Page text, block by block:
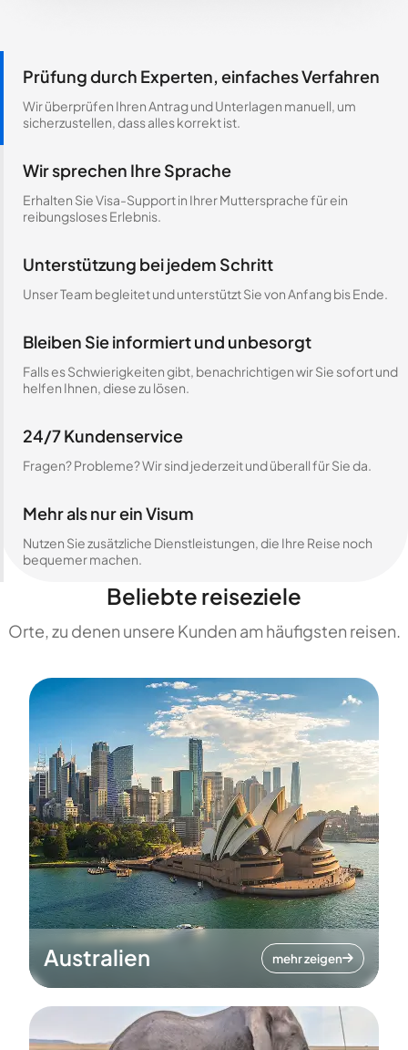
Prüfung durch Experten, einfaches Verfahren
Wir überprüfen Ihren Antrag und Unterlagen manuell, um
sicherzustellen, dass alles korrekt ist.
Wir sprechen Ihre Sprache
Erhalten Sie Visa-Support in Ihrer Muttersprache für ein
reibungsloses Erlebnis.
Unterstützung bei jedem Schritt
Unser Team begleitet und unterstützt Sie von Anfang bis Ende.
Bleiben Sie informiert und unbesorgt
Falls es Schwierigkeiten gibt, benachrichtigen wir Sie sofort und
helfen Ihnen, diese zu lösen.
24/7 Kundenservice
Fragen? Probleme? Wir sind jederzeit und überall für Sie da.
Mehr als nur ein Visum
Nutzen Sie zusätzliche Dienstleistungen, die Ihre Reise noch
bequemer machen.
Beliebte reiseziele
Orte, zu denen unsere Kunden am häufigsten reisen.
Australien mehr zeigen